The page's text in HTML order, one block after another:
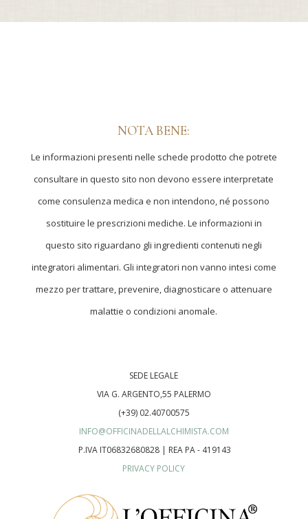
Via 10 s.n.c.
FARMACIA SANT’ANTONIO
Via Giacomo Matteotti, 4
Menfi Italia 92013
17.9 km
Directions
FARMACIA SAN VITO
Corso Vittorio Veneto, 252
Mazara del Vallo Italia 91026
FARMACIA VIOLA
Via San Francesco, 55
Santa Margherita Italia 92018
20.2 km
Directions
NOTA BENE:
Le informazioni presenti nelle schede prodotto che potrete
consultare in questo sito non devono essere interpretate
come consulenza medica e non intendono, né possono
sostituire le prescrizioni mediche. Le informazioni in
questo sito riguardano gli ingredienti contenuti negli
integratori alimentari. Gli integratori non vanno intesi come
mezzo per trattare, prevenire, diagnosticare o attenuare
malattie o condizioni anomale.
SEDE LEGALE
VIA G. ARGENTO,55 PALERMO
(+39) 02.40700575
INFO@OFFICINADELLALCHIMISTA.COM
P.IVA IT06832680828 | REA PA - 419143
PRIVACY POLICY